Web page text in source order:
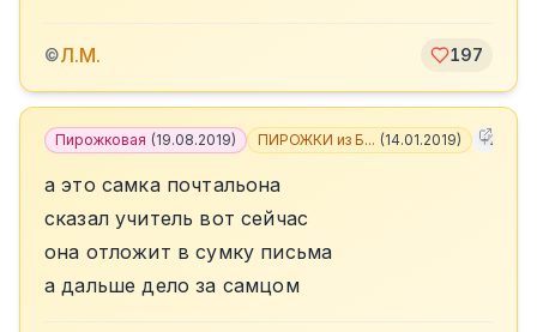
©Л.М. 197
Пирожковая (19.08.2019) ПИРОЖКИ из Б... (14.01.2019) +2
а это самка почтальона
сказал учитель вот сейчас
она отложит в сумку письма
а дальше дело за самцом